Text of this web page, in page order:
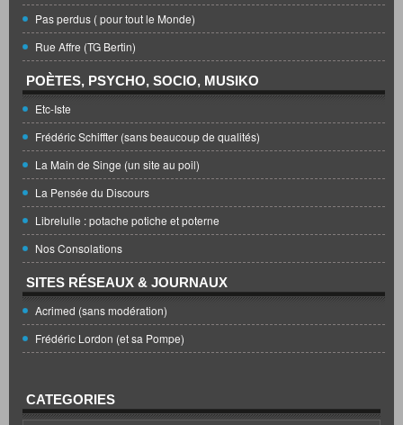
Pas perdus ( pour tout le Monde)
Rue Affre (TG Bertin)
POÈTES, PSYCHO, SOCIO, MUSIKO
Etc-Iste
Frédéric Schiffter (sans beaucoup de qualités)
La Main de Singe (un site au poil)
La Pensée du Discours
Librelulle : potache potiche et poterne
Nos Consolations
SITES RÉSEAUX & JOURNAUX
Acrimed (sans modération)
Frédéric Lordon (et sa Pompe)
CATEGORIES